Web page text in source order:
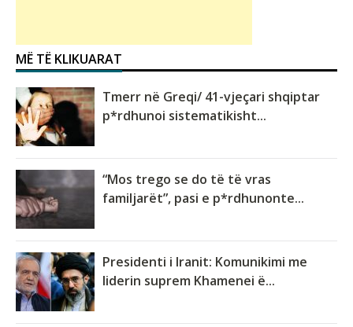
MË TË KLIKUARAT
Tmerr në Greqi/ 41-vjeçari shqiptar
p*rdhunoi sistematikisht...
“Mos trego se do të të vras
familjarët”, pasi e p*rdhunonte...
Presidenti i Iranit: Komunikimi me
liderin suprem Khamenei ë...